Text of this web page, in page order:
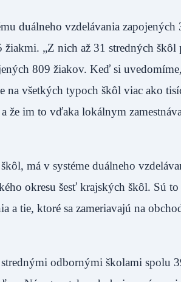
duálneho vzdelávania zapojených
„Z nich až 31 stredných škôl
809 žiakov. Keď si
všetkých typoch škôl viac ako
že im to vďaka lokálnym
má v systéme duálneho
okresu šesť krajských škôl. Sú
a tie, ktoré sa zameriavajú na
odbornými školami spolu